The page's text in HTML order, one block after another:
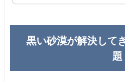
いただいていました。そこでやっ
黒い砂漠が解決して
題